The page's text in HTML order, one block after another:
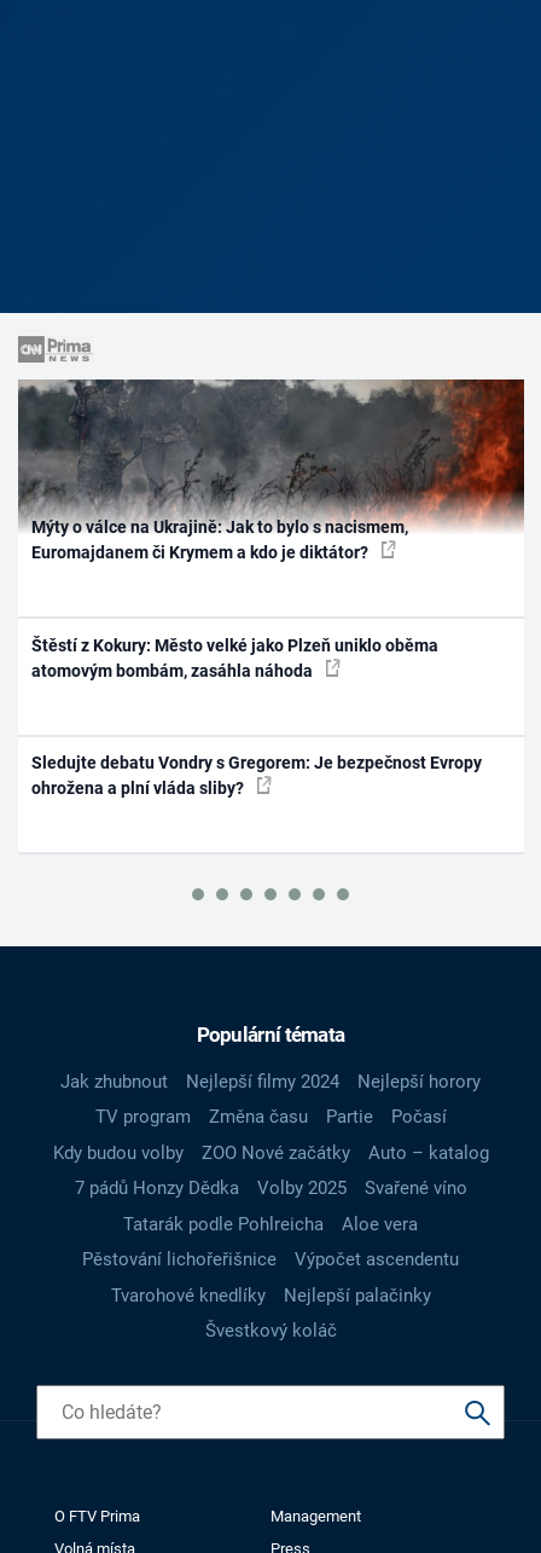
Mýty o válce na Ukrajině: Jak to bylo s nacismem,
Euromajdanem či Krymem a kdo je diktátor?
Štěstí z Kokury: Město velké jako Plzeň uniklo oběma
atomovým bombám, zasáhla náhoda
Sledujte debatu Vondry s Gregorem: Je bezpečnost Evropy
ohrožena a plní vláda sliby?
Populární témata
Jak zhubnout Nejlepší filmy 2024
Nejlepší horory
TV program
Změna času Partie
Počasí
Kdy budou volby
ZOO Nové začátky
Auto – katalog
7 pádů Honzy Dědka
Volby 2025
Svařené víno
Tatarák podle Pohlreicha
Aloe vera
Pěstování lichořeřišnice
Výpočet ascendentu
Tvarohové knedlíky
Nejlepší palačinky
Švestkový koláč
O FTV Prima
Management
Volná místa
Press